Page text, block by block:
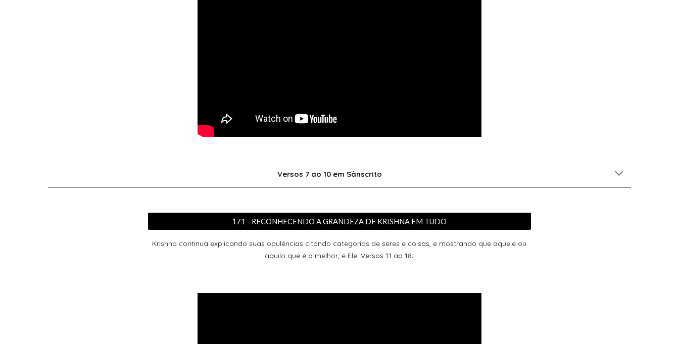
Versos 7 ao 10em Sânscrito
171 - RECONHECENDO A GRANDEZA DE KRISHNA EM TUDO
Krishna continua explicando suas opulências citando categorias de seres e coisas, e mostrando que aquele ou
aquilo que é o melhor, é Ele.Versos 11 ao 18.